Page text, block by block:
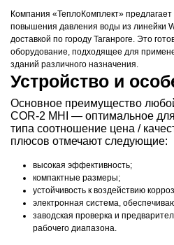
Компания «ТеплоКомплект»
повышения давления воды из линейки
доставкой по городу Таганроге. Это
оборудование, подходящее для
зданий различного назначения.
Устройство и
Основное преимущество
COR-2 MHI — оптимальное
типа соотношение цена /
плюсов отмечают следующие:
высокая эффективность;
компактные размеры;
устойчивость к воздействию
электронная система,
заводская проверка и
рабочего диапазона.